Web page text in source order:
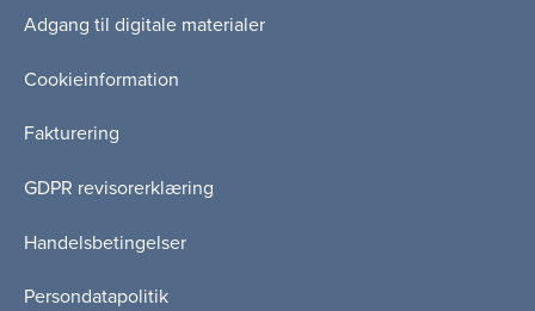
Adgang til digitale materialer
Cookieinformation
Fakturering
GDPR revisorerklæring
Handelsbetingelser
Persondatapolitik